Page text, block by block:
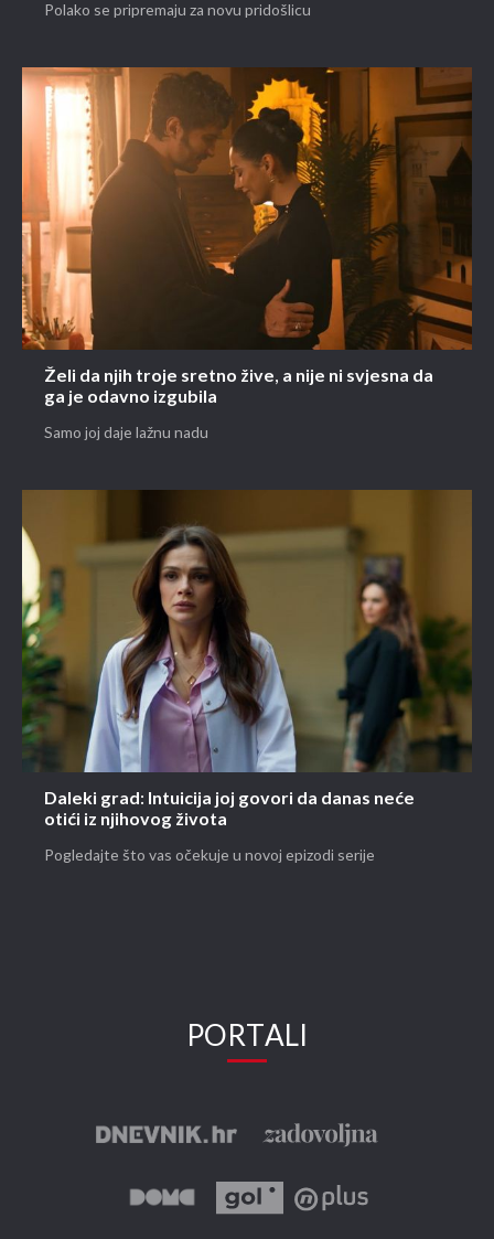
Polako se pripremaju za novu pridošlicu
Želi da njih troje sretno žive, a nije ni svjesna da
ga je odavno izgubila
Samo joj daje lažnu nadu
Daleki grad: Intuicija joj govori da danas neće
otići iz njihovog života
Pogledajte što vas očekuje u novoj epizodi serije
PORTALI